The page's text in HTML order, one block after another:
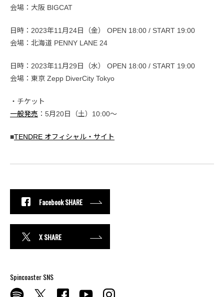
会場：大阪 BIGCAT
日時：2023年11月24日（金） OPEN 18:00 / START 19:00
会場：北海道 PENNY LANE 24
日時：2023年11月29日（水） OPEN 18:00 / START 19:00
会場：東京 Zepp DiverCity Tokyo
・チケット
一般発売 ：5月20日（土）10:00～
■TENDRE オフィシャル・サイト
Facebook SHARE
X SHARE
Spincoaster SNS